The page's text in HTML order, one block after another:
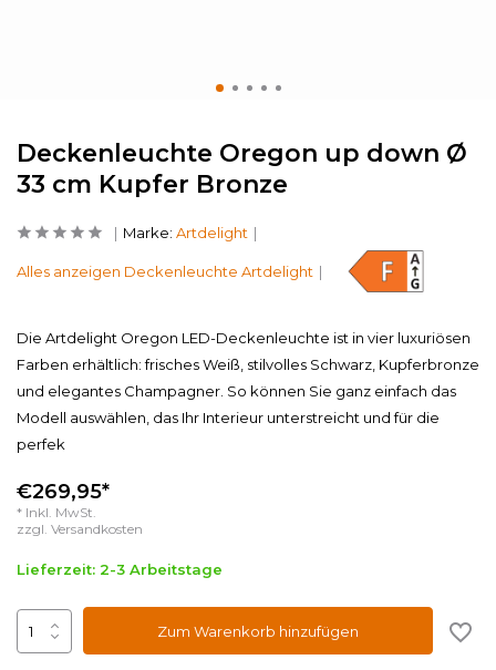
Deckenleuchte Oregon up down Ø
33 cm Kupfer Bronze
Marke: Artdelight
Alles anzeigen Deckenleuchte Artdelight
Die Artdelight Oregon LED-Deckenleuchte ist in vier luxuriösen
Farben erhältlich: frisches Weiß, stilvolles Schwarz, Kupferbronze
und elegantes Champagner. So können Sie ganz einfach das
Modell auswählen, das Ihr Interieur unterstreicht und für die
perfek
€269,95*
* Inkl. MwSt.
zzgl. Versandkosten
Lieferzeit: 2-3 Arbeitstage
Zum Warenkorb hinzufügen